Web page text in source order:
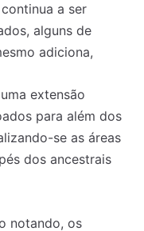
a ser
alguns de
adiciona,
extensão
para além dos
se as áreas
dos ancestrais
notando, os